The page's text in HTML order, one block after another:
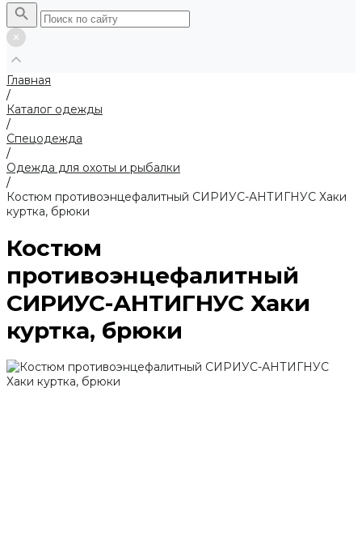
Главная
/
Каталог одежды
/
Спецодежда
/
Одежда для охоты и рыбалки
/
Костюм противоэнцефалитный СИРИУС-АНТИГНУС Хаки
куртка, брюки
Костюм
противоэнцефалитный
СИРИУС-АНТИГНУС Хаки
куртка, брюки